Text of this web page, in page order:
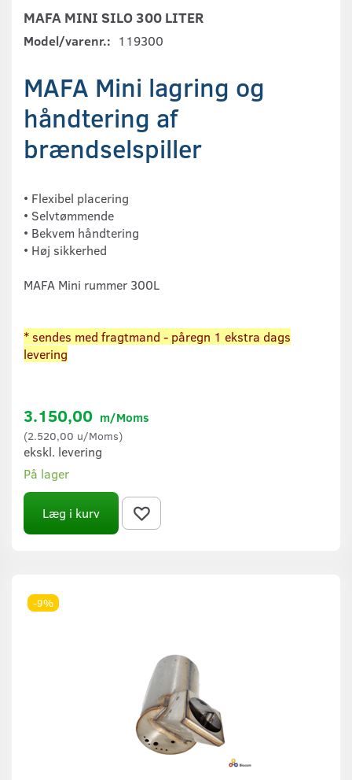
MAFA MINI SILO 300 LITER
Model/varenr.: 119300
MAFA Mini lagring og
håndtering af
brændselspiller
• Flexibel placering
• Selvtømmende
• Bekvem håndtering
• Høj sikkerhed
MAFA Mini rummer 300L
* sendes med fragtmand - påregn 1 ekstra dags
levering
3.150,00 m/Moms
(2.520,00 u/Moms)
ekskl. levering
På lager
Læg i kurv
-9%